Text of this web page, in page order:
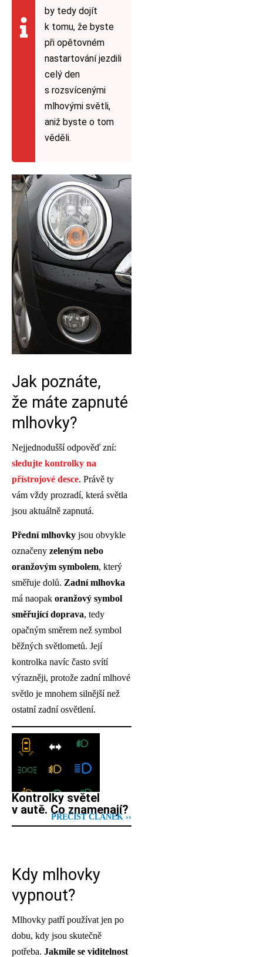
by tedy dojít
k tomu, že byste
při opětovném
nastartování jezdili
celý den
s rozsvícenými
mlhovými světli,
aniž byste o tom
věděli.
Jak poznáte,
že máte zapnuté
mlhovky?
Nejjednodušší odpověď zní:
sledujte kontrolky na
přístrojové desce. Právě ty
vám vždy prozradí, která světla
jsou aktuálně zapnutá.
Přední mlhovky jsou obvykle
označeny zeleným nebo
oranžovým symbolem, který
směřuje dolů. Zadní mlhovka
má naopak oranžový symbol
směřující doprava, tedy
opačným směrem než symbol
běžných světlometů. Její
kontrolka navíc často svítí
výrazněji, protože zadní mlhové
světlo je mnohem silnější než
ostatní zadní osvětlení.
Kontrolky světel
v autě. Co znamenají?
PŘEČÍST ČLÁNEK ››
Kdy mlhovky
vypnout?
Mlhovky patří používat jen po
dobu, kdy jsou skutečně
potřeba. Jakmile se viditelnost